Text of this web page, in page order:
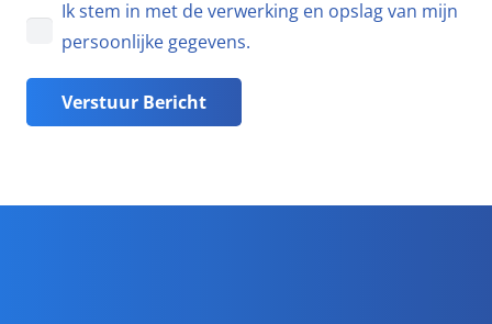
Ik stem in met de verwerking en opslag van mijn
persoonlijke gegevens.